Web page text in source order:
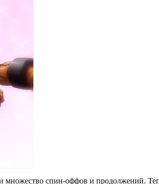
множество спин-оффов и продолжений.